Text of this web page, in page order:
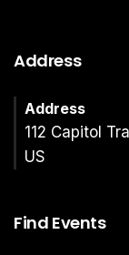
Address
Address
112 Capitol
US
Find Events